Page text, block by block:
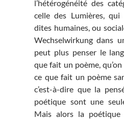
l’hétérogénéité des
celle des Lumières,
dites humaines, ou
Wechselwirkung dans
peut plus penser le
que fait un poème,
ce que fait un poème
c’est-à-dire que la
poétique sont une
Mais alors la poétique